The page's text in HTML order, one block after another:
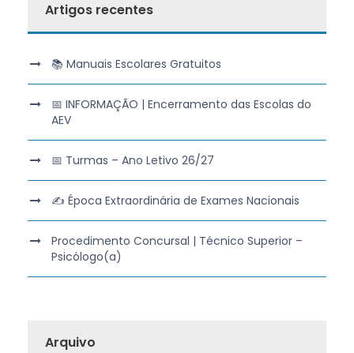
Artigos recentes
📚 Manuais Escolares Gratuitos
📅 INFORMAÇÃO | Encerramento das Escolas do
AEV
📅 Turmas – Ano Letivo 26/27
✍️ Época Extraordinária de Exames Nacionais
Procedimento Concursal | Técnico Superior –
Psicólogo(a)
Arquivo